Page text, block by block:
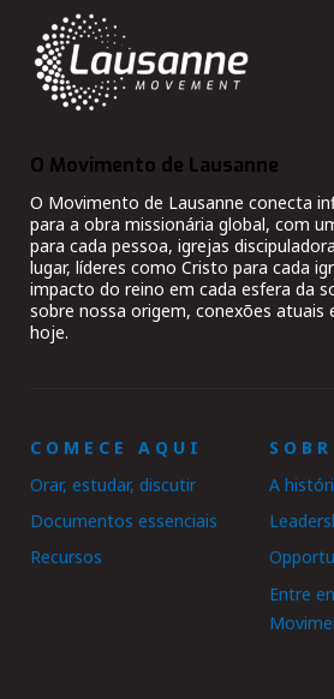
O Movimento de Lausanne
O Movimento de Lausanne conecta
para a obra missionária global, com
para cada pessoa, igrejas
lugar, líderes como Cristo para cada
impacto do reino em cada esfera da
sobre nossa origem, conexões atuais
hoje.
COMECE AQUI
Orar, estudar, discutir
Documentos essenciais
Recursos
A
Entre